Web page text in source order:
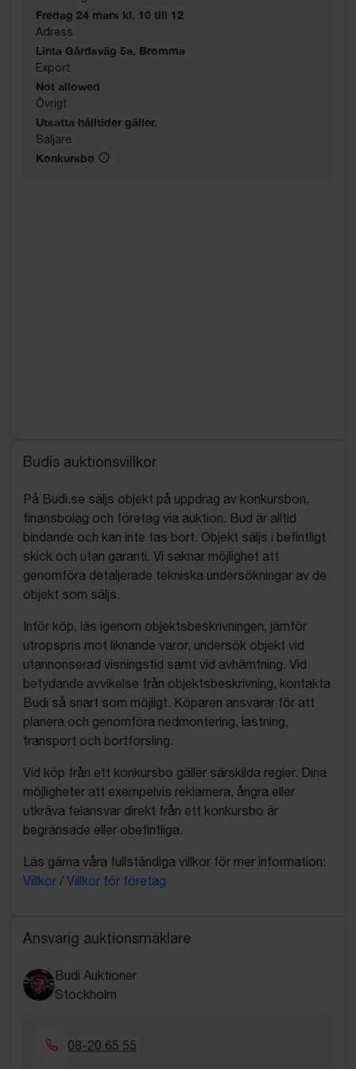
Fredag 24 mars kl. 10 till 12
Adress
Linta Gårdsväg 5a, Bromma
Export
Not allowed
Övrigt
Utsatta hålltider gäller.
Säljare
Konkursbo
Budis auktionsvillkor
På Budi.se säljs objekt på uppdrag av konkursbon,
finansbolag och företag via auktion. Bud är alltid
bindande och kan inte tas bort. Objekt säljs i befintligt
skick och utan garanti. Vi saknar möjlighet att
genomföra detaljerade tekniska undersökningar av de
objekt som säljs.
Inför köp, läs igenom objektsbeskrivningen, jämför
utropspris mot liknande varor, undersök objekt vid
utannonserad visningstid samt vid avhämtning. Vid
betydande avvikelse från objektsbeskrivning, kontakta
Budi så snart som möjligt. Köparen ansvarar för att
planera och genomföra nedmontering, lastning,
transport och bortforsling.
Vid köp från ett konkursbo gäller särskilda regler. Dina
möjligheter att exempelvis reklamera, ångra eller
utkräva felansvar direkt från ett konkursbo är
begränsade eller obefintliga.
Läs gärna våra fullständiga villkor för mer information:
Villkor / Villkor för företag
Ansvarig auktionsmäklare
Budi Auktioner
Stockholm
08-20 65 55